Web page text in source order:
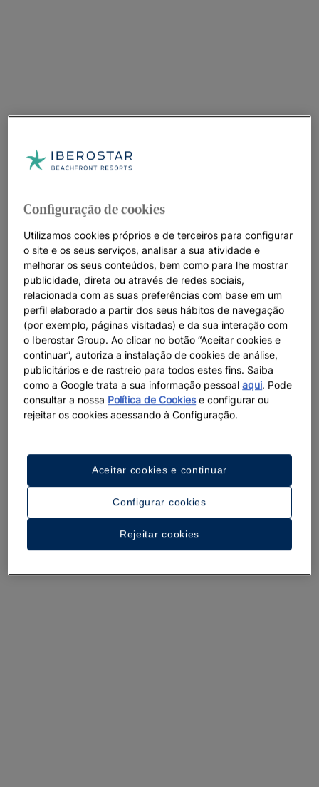
Um passeio pelo hotel
Ver 32 imagens e vídeos
Configuração de cookies
Utilizamos cookies próprios e de terceiros para configurar
o site e os seus serviços, analisar a sua atividade e
melhorar os seus conteúdos, bem como para lhe mostrar
publicidade, direta ou através de redes sociais,
relacionada com as suas preferências com base em um
perfil elaborado a partir dos seus hábitos de navegação
(por exemplo, páginas visitadas) e da sua interação com
o Iberostar Group. Ao clicar no botão “Aceitar cookies e
continuar”, autoriza a instalação de cookies de análise,
publicitários e de rastreio para todos estes fins. Saiba
como a Google trata a sua informação pessoalaqui. Pode
consultar a nossa Política de Cookiese configurar ou
rejeitar os cookies acessando à Configuração.
Configurar cookies
Rejeitar cookies
Aceitar cookies e continuar